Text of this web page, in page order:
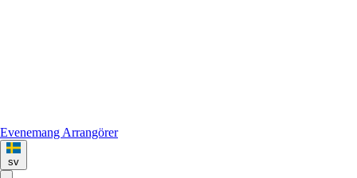
Evenemang Arrangörer
sv